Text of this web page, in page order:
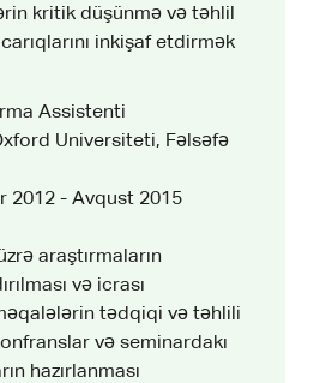
kritik düşünmə və təhlil
inkişaf etdirmək
Assistenti
Universiteti, Fəlsəfə
2012 - Avqust 2015
araştırmaların
və icrası
tədqiqi və təhlili
və seminardakı
hazırlanması